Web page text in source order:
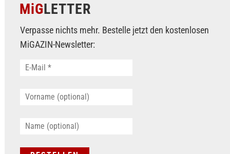
MiGLETTER
Verpasse nichts mehr. Bestelle jetzt den kostenlosen
MiGAZIN-Newsletter: